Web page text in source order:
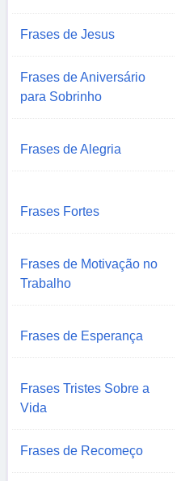
Frases de Jesus
Frases de Aniversário
para Sobrinho
Frases de Alegria
Frases Fortes
Frases de Motivação no
Trabalho
Frases de Esperança
Frases Tristes Sobre a
Vida
Frases de Recomeço